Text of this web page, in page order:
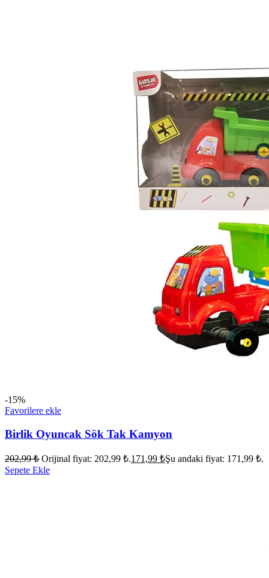
-15%
Favorilere ekle
Birlik Oyuncak Sök Tak Kamyon
202,99₺ Orijinal fiyat: 202,99 ₺.171,99 ₺Şu andaki fiyat: 171,99 ₺.
Sepete Ekle